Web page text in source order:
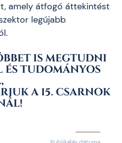
amely átfogó áttekintést
legújabb
IS MEGTUDNI
ÉS TUDOMÁNYOS
A 15. CSARNOK